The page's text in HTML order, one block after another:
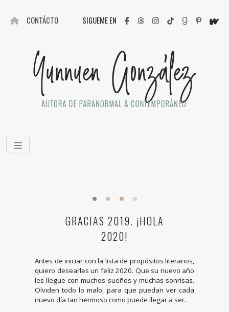
CONTÁCTO SIGUEME EN
GRACIAS 2019. ¡HOLA
2020!
Antes de iniciar con la lista de propósitos literarios,
quiero desearles un feliz 2020. Que su nuevo año
les llegue con muchos sueños y muchas sonrisas.
Olviden todo lo malo, para que puedan ver cada
nuevo día tan hermoso como puede llegar a ser.